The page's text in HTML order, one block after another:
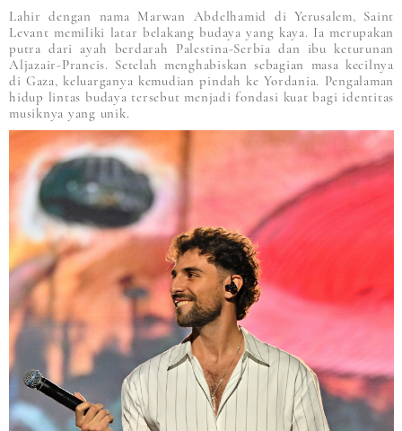
Lahir dengan nama Marwan Abdelhamid di Yerusalem, Saint
Levant memiliki latar belakang budaya yang kaya. Ia merupakan
putra dari ayah berdarah Palestina-Serbia dan ibu keturunan
Aljazair-Prancis. Setelah menghabiskan sebagian masa kecilnya
di Gaza, keluarganya kemudian pindah ke Yordania. Pengalaman
hidup lintas budaya tersebut menjadi fondasi kuat bagi identitas
musiknya yang unik.